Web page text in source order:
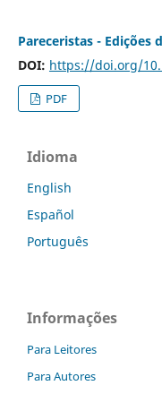
Pareceristas - Edições
DOI: https://doi.org/
PDF
Idioma
English
Español
Português
Informações
Para Leitores
Para Autores